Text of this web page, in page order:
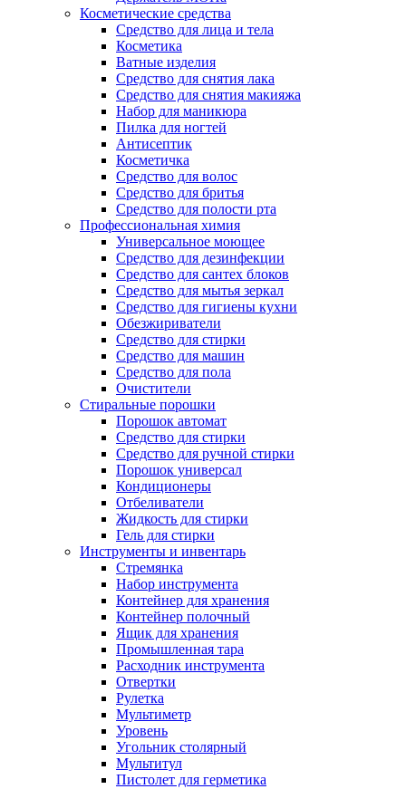
Косметические средства
Средство для лица и тела
Косметика
Ватные изделия
Средство для снятия лака
Средство для снятия макияжа
Набор для маникюра
Пилка для ногтей
Антисептик
Косметичка
Средство для волос
Средство для бритья
Средство для полости рта
Профессиональная химия
Универсальное моющее
Средство для дезинфекции
Средство для сантех блоков
Средство для мытья зеркал
Средство для гигиены кухни
Обезжириватели
Средство для стирки
Средство для машин
Средство для пола
Очистители
Стиральные порошки
Порошок автомат
Средство для стирки
Средство для ручной стирки
Порошок универсал
Кондиционеры
Отбеливатели
Жидкость для стирки
Гель для стирки
Инструменты и инвентарь
Стремянка
Набор инструмента
Контейнер для хранения
Контейнер полочный
Ящик для хранения
Промышленная тара
Расходник инструмента
Отвертки
Рулетка
Мультиметр
Уровень
Угольник столярный
Мультитул
Пистолет для герметика